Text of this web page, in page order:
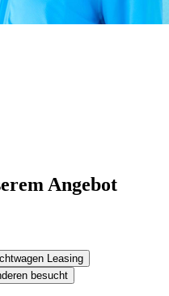
Angebot
Leasing
besucht